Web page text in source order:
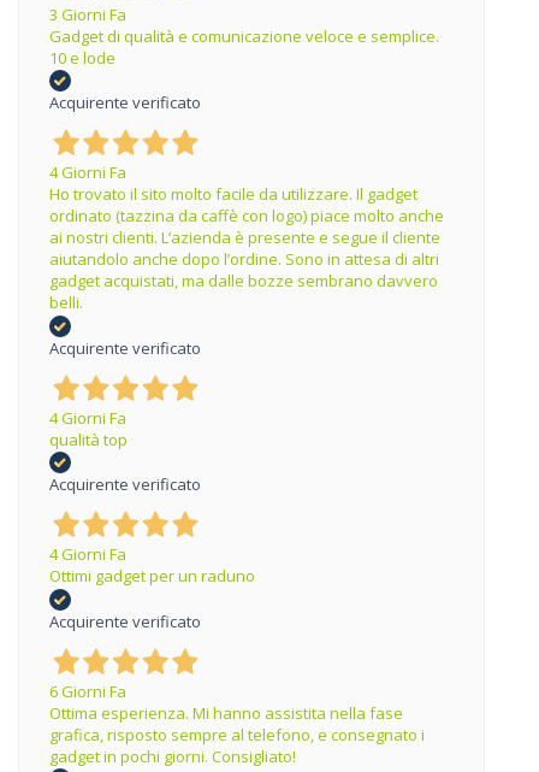
3 Giorni Fa
Gadget di qualità e comunicazione veloce e semplice.
10 e lode
Acquirente verificato
4 Giorni Fa
Ho trovato il sito molto facile da utilizzare. Il gadget
ordinato (tazzina da caffè con logo) piace molto anche
ai nostri clienti. L’azienda è presente e segue il cliente
aiutandolo anche dopo l’ordine. Sono in attesa di altri
gadget acquistati, ma dalle bozze sembrano davvero
belli.
Acquirente verificato
4 Giorni Fa
qualità top
Acquirente verificato
4 Giorni Fa
Ottimi gadget per un raduno
Acquirente verificato
6 Giorni Fa
Ottima esperienza. Mi hanno assistita nella fase
grafica, risposto sempre al telefono, e consegnato i
gadget in pochi giorni. Consigliato!